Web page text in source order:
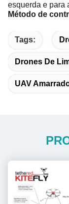
esquerda e para
Método de
Tags:
Drones De
UAV